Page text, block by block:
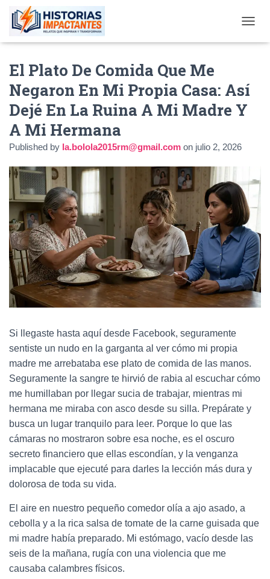
El Plato De Comida Que Me
Negaron En Mi Propia Casa: Así
Dejé En La Ruina A Mi Madre Y
A Mi Hermana
Published by la.bolola2015rm@gmail.com on julio 2, 2026
Si llegaste hasta aquí desde Facebook, seguramente
sentiste un nudo en la garganta al ver cómo mi propia
madre me arrebataba ese plato de comida de las manos.
Seguramente la sangre te hirvió de rabia al escuchar cómo
me humillaban por llegar sucia de trabajar, mientras mi
hermana me miraba con asco desde su silla. Prepárate y
busca un lugar tranquilo para leer. Porque lo que las
cámaras no mostraron sobre esa noche, es el oscuro
secreto financiero que ellas escondían, y la venganza
implacable que ejecuté para darles la lección más dura y
dolorosa de toda su vida.
El aire en nuestro pequeño comedor olía a ajo asado, a
cebolla y a la rica salsa de tomate de la carne guisada que
mi madre había preparado. Mi estómago, vacío desde las
seis de la mañana, rugía con una violencia que me
causaba calambres físicos.